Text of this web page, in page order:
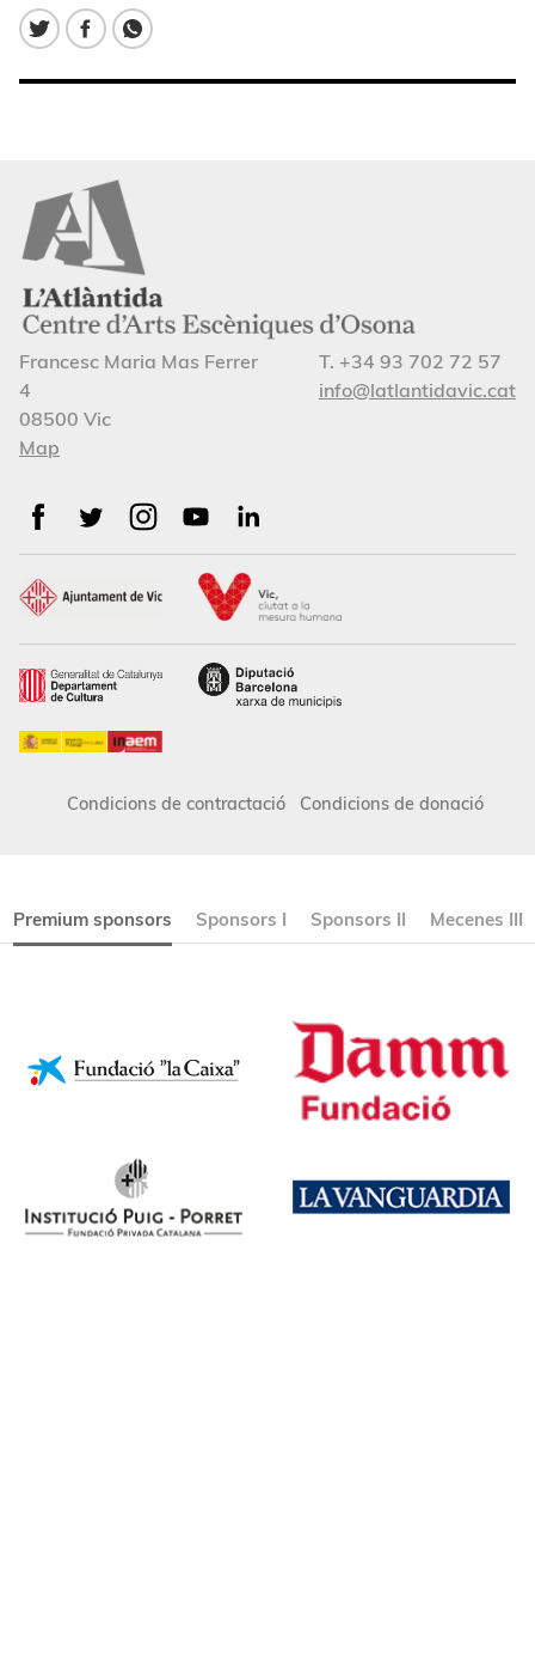
Francesc Maria Mas Ferrer
4
08500 Vic
Map
T. +34 93 702 72 57
info@latlantidavic.cat
Condicions de contractació Condicions de donació
Premium sponsors Sponsors I Sponsors II Mecenes III